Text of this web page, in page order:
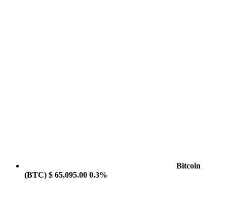
Bitcoin
(BTC) $ 65,095.00 0.3%